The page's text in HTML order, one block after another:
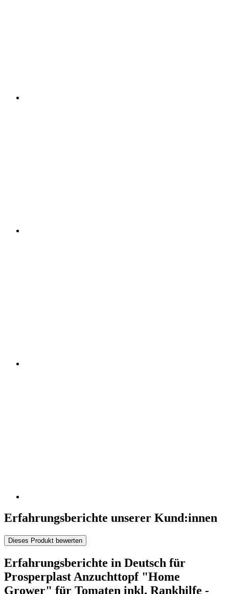
Erfahrungsberichte unserer Kund:innen
Dieses Produkt bewerten
Erfahrungsberichte in Deutsch für
Prosperplast Anzuchttopf "Home
Grower" für Tomaten inkl. Rankhilfe -